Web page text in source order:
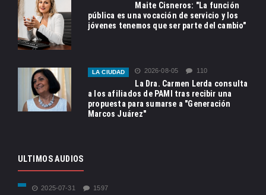
Maite Cisneros: "La función
pública es una vocación de servicio y los
jóvenes tenemos que ser parte del cambio"
LA CIUDAD 2026-08-05 110
La Dra. Carmen Lerda consulta
a los afiliados de PAMI tras recibir una
propuesta para sumarse a "Generación
Marcos Juárez"
ULTIMOS AUDIOS
2025-07-31 1597